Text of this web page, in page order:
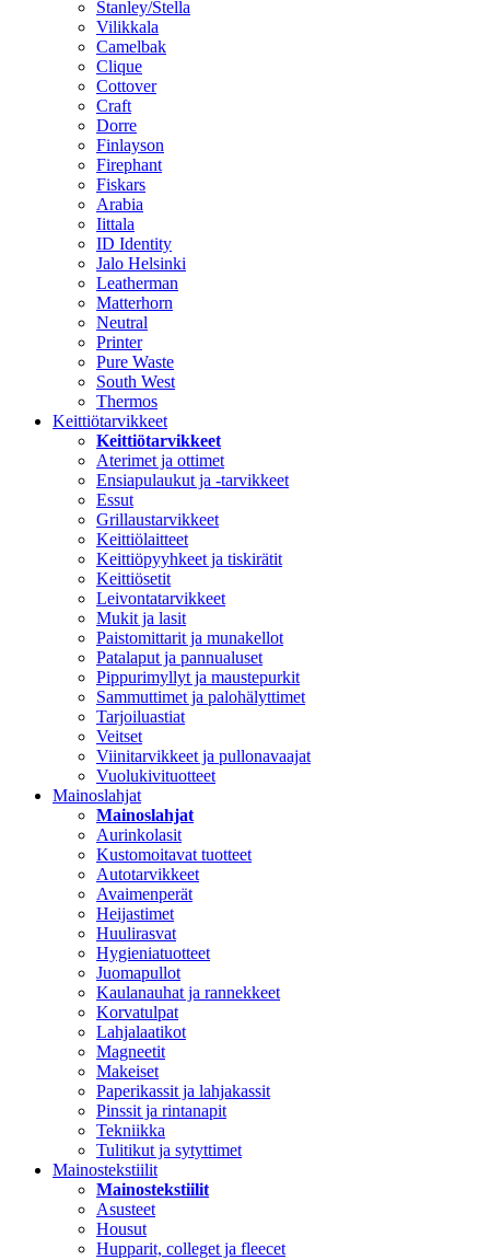
Stanley/Stella
Vilikkala
Camelbak
Clique
Cottover
Craft
Dorre
Finlayson
Firephant
Fiskars
Arabia
Iittala
ID Identity
Jalo Helsinki
Leatherman
Matterhorn
Neutral
Printer
Pure Waste
South West
Thermos
Keittiötarvikkeet
Keittiötarvikkeet
Aterimet ja ottimet
Ensiapulaukut ja -tarvikkeet
Essut
Grillaustarvikkeet
Keittiölaitteet
Keittiöpyyhkeet ja tiskirätit
Keittiösetit
Leivontatarvikkeet
Mukit ja lasit
Paistomittarit ja munakellot
Patalaput ja pannualuset
Pippurimyllyt ja maustepurkit
Sammuttimet ja palohälyttimet
Tarjoiluastiat
Veitset
Viinitarvikkeet ja pullonavaajat
Vuolukivituotteet
Mainoslahjat
Mainoslahjat
Aurinkolasit
Kustomoitavat tuotteet
Autotarvikkeet
Avaimenperät
Heijastimet
Huulirasvat
Hygieniatuotteet
Juomapullot
Kaulanauhat ja rannekkeet
Korvatulpat
Lahjalaatikot
Magneetit
Makeiset
Paperikassit ja lahjakassit
Pinssit ja rintanapit
Tekniikka
Tulitikut ja sytyttimet
Mainostekstiilit
Mainostekstiilit
Asusteet
Housut
Hupparit, colleget ja fleecet